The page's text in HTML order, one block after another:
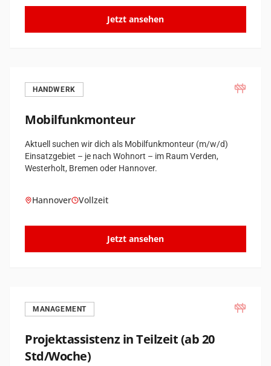
Jetzt ansehen
HANDWERK
Mobilfunkmonteur
Aktuell suchen wir dich als Mobilfunkmonteur (m/w/d)
Einsatzgebiet – je nach Wohnort – im Raum Verden,
Westerholt, Bremen oder Hannover.
Hannover Vollzeit
Jetzt ansehen
MANAGEMENT
Projektassistenz in Teilzeit (ab 20
Std/Woche)